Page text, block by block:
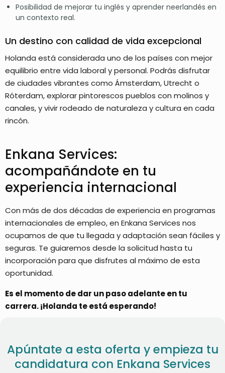
Posibilidad de mejorar tu inglés y aprender neerlandés en
un contexto real.
Un destino con calidad de vida excepcional
Holanda está considerada uno de los países con mejor
equilibrio entre vida laboral y personal. Podrás disfrutar
de ciudades vibrantes como Ámsterdam, Utrecht o
Róterdam, explorar pintorescos pueblos con molinos y
canales, y vivir rodeado de naturaleza y cultura en cada
rincón.
Enkana Services:
acompañándote en tu
experiencia internacional
Con más de dos décadas de experiencia en programas
internacionales de empleo, en Enkana Services nos
ocupamos de que tu llegada y adaptación sean fáciles y
seguras. Te guiaremos desde la solicitud hasta tu
incorporación para que disfrutes al máximo de esta
oportunidad.
Es el momento de dar un paso adelante en tu
carrera. ¡Holanda te está esperando!
Apúntate a esta oferta y empieza tu
candidatura con Enkana Services